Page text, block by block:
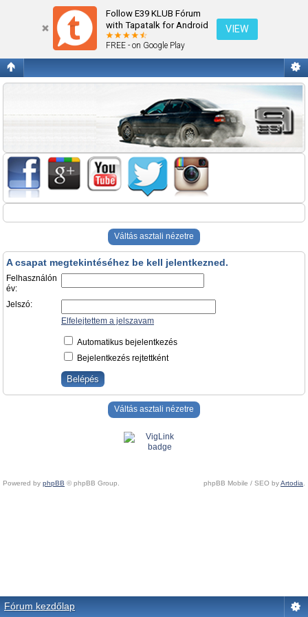
Follow E39 KLUB Fórum
with Tapatalk for Android
FREE - on Google Play
VIEW
Belépés
Váltás asztali nézetre
A csapat megtekintéséhez be kell jelentkezned.
Felhasználón
év:
Jelszó:
Elfelejtettem a jelszavam
Automatikus bejelentkezés
Bejelentkezés rejtettként
Váltás asztali nézetre
Powered by phpBB © phpBB Group. phpBB Mobile / SEO byArtodia.
Fórum kezdőlap